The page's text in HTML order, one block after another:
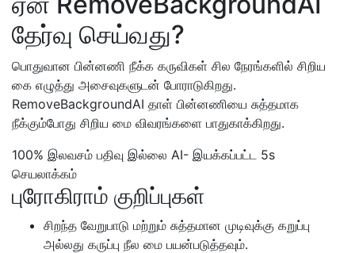
தேர்வு செய்வது?
பொதுவான பின்னணி நீக்க கருவிகள் சில நேரங்களில் சிறிய
கை எழுத்து அசைவுகளுடன் போராடுகிறது.
RemoveBackgroundAI தாள் பின்னணியை சுத்தமாக
நீக்கும்போது சிறிய மை விவரங்களை பாதுகாக்கிறது.
100% இலவசம் பதிவு இல்லை AI- இயக்கப்பட்ட 5s
செயலாக்கம்
புரோகிராம் குறிப்புகள்
சிறந்த வேறுபாடு மற்றும் சுத்தமான முடிவுக்கு கறுப்பு
அல்லது கருப்பு நீல மை பயன்படுத்தவும்.